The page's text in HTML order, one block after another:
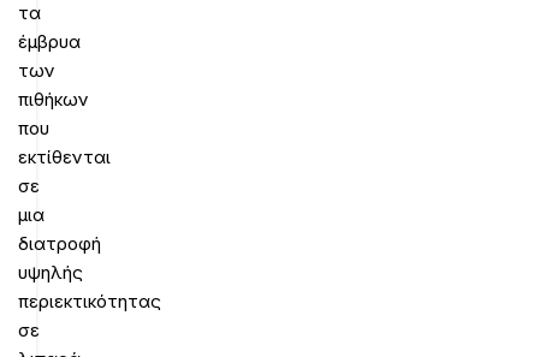
τα
έμβρυα
των
πιθήκων
που
εκτίθενται
σε
μια
διατροφή
υψηλής
περιεκτικότητας
σε